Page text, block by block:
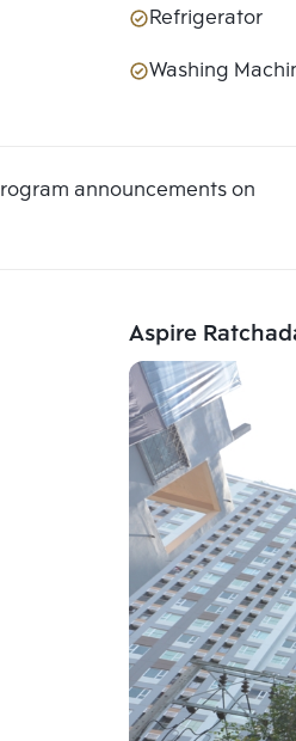
Refrigerator
Washing
announcements on
Aspire